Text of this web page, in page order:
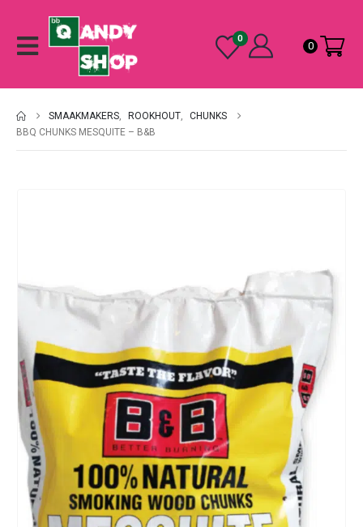
0
0
SMAAKMAKERS, ROOKHOUT,
CHUNKS
BBQ CHUNKS MESQUITE – B&B